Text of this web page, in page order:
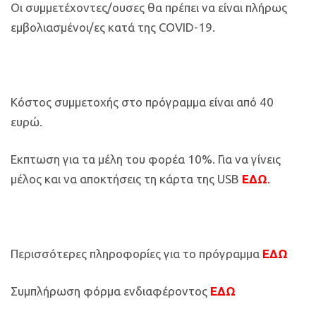
Οι συμμετέχοντες/ουσες θα πρέπει να είναι πλήρως
εμβολιασμένοι/ες κατά της COVID-19.
Κόστος συμμετοχής στο πρόγραμμα είναι από 40
ευρώ.
Εκπτωση για τα μέλη του φορέα 10%. Για να γίνεις
μέλος και να αποκτήσεις τη κάρτα της USB ΕΔΩ.
Περισσότερες πληροφορίες για το πρόγραμμα ΕΔΩ
Συμπλήρωση φόρμα ενδιαφέροντος ΕΔΩ